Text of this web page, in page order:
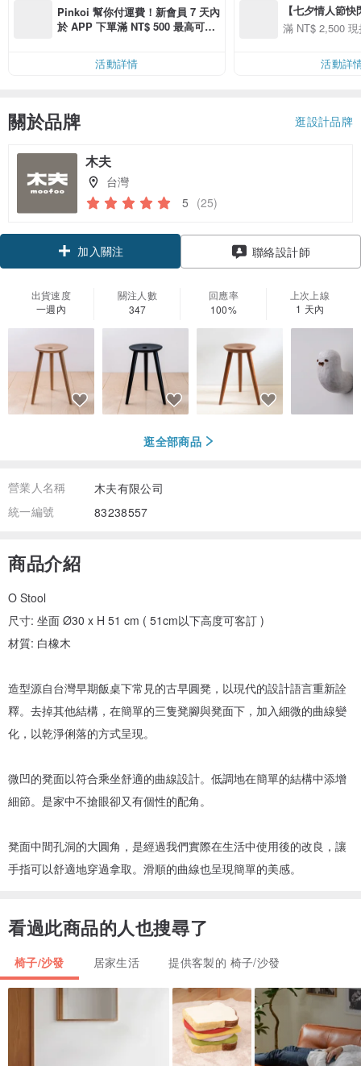
Pinkoi 幫你付運費！新會員 7 天內
於 APP 下單滿 NT$ 500 最高可折
活動詳情
【七夕情人節
用 APP 購買任
00 現折 NT$100
滿 NT$ 2,500
活動詳
關於品牌 逛設計品牌
木夫
台灣
5 (25)
加入關注 聯絡設計師
出貨速度
一週內
關注人數
347
回應率
100%
上次上線
1 天內
逛全部商品
營業人名稱
木夫有限公司
統一編號
83238557
商品介紹
O Stool
尺寸: 坐面 Ø30 x H 51 cm ( 51cm以下高度可客訂 )
材質: 白橡木
造型源自台灣早期飯桌下常見的古早圓凳，以現代的設計語言重新詮
釋。去掉其他結構，在簡單的三隻凳腳與凳面下，加入細微的曲線變
化，以乾淨俐落的方式呈現。
微凹的凳面以符合乘坐舒適的曲線設計。低調地在簡單的結構中添增
細節。是家中不搶眼卻又有個性的配角。
凳面中間孔洞的大圓角，是經過我們實際在生活中使用後的改良，讓
手指可以舒適地穿過拿取。滑順的曲線也呈現簡單的美感。
看過此商品的人也搜尋了
椅子/沙發 居家生活 提供客製的 椅子/沙發